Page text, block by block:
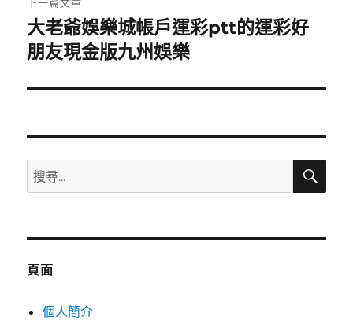
下
一
文
大老爺娛樂城帳戶運彩ptt的運彩好
朋友現金版九州娛樂
搜
尋
鍵
搜
頁面
個人簡介